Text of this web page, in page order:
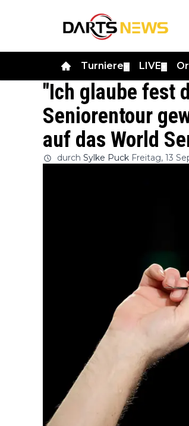
Turniere LIVE
"Ich glaube fest
Seniorentour
auf das World
durch Sylke Puck Freitag, 13